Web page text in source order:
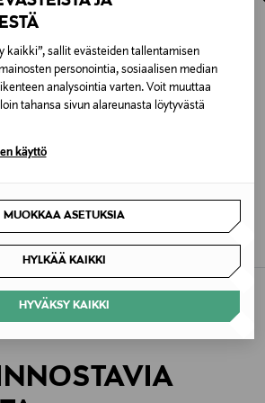
kaikki”, sallit evästeiden tallentamisen
personointia, sosiaalisen median
analysointia varten. Voit muuttaa
tahansa sivun alareunasta löytyvästä
käyttö
MUOKKAA ASETUKSIA
HYLKÄÄ KAIKKI
HYVÄKSY KAIKKI
viskoosi
ja pesuohjeistuksia
ESSENTIALS BY STOCKMANN
Aava Merino -neulehame